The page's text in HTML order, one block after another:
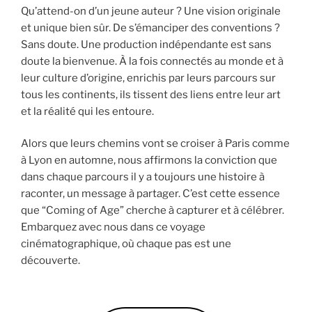
Qu’attend-on d’un jeune auteur ? Une vision originale
et unique bien sûr. De s’émanciper des conventions ?
Sans doute. Une production indépendante est sans
doute la bienvenue. À la fois connectés au monde et à
leur culture d’origine, enrichis par leurs parcours sur
tous les continents, ils tissent des liens entre leur art
et la réalité qui les entoure.
Alors que leurs chemins vont se croiser à Paris comme
à Lyon en automne, nous affirmons la conviction que
dans chaque parcours il y a toujours une histoire à
raconter, un message à partager. C’est cette essence
que “Coming of Age” cherche à capturer et à célébrer.
Embarquez avec nous dans ce voyage
cinématographique, où chaque pas est une
découverte.